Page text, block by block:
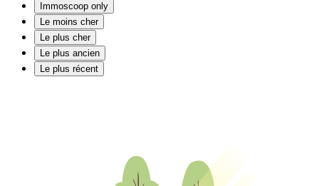
Immoscoop only
Le moins cher
Le plus cher
Le plus ancien
Le plus récent